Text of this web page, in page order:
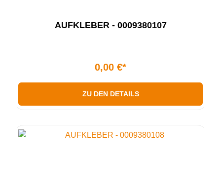
AUFKLEBER - 0009380107
0,00 €*
ZU DEN DETAILS